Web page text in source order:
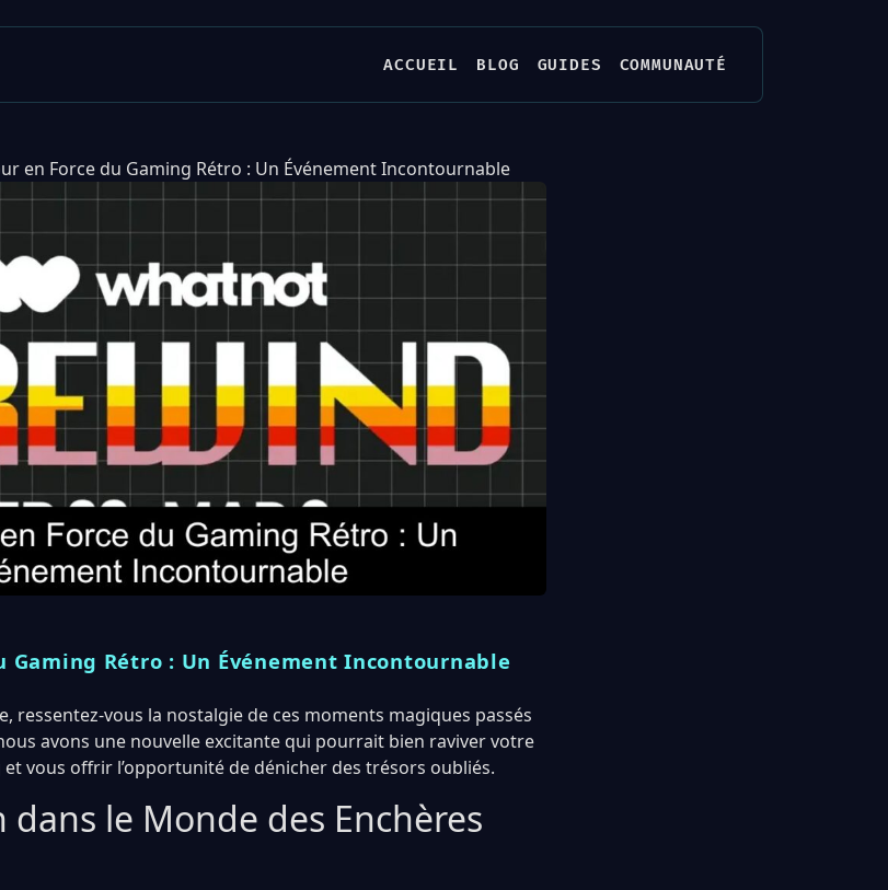
ACCUEIL BLOG GUIDES COMMUNAUTÉ
en Force du Gaming Rétro : Un Événement Incontournable
Gaming Rétro : Un Événement Incontournable
ressentez-vous la nostalgie de ces moments magiques passés
avons une nouvelle excitante qui pourrait bien raviver votre
vous offrir l’opportunité de dénicher des trésors oubliés.
dans le Monde des Enchères